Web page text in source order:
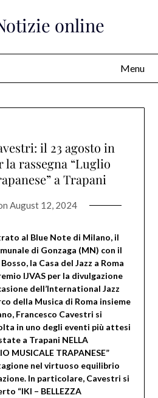
online
Menu
il 23 agosto in
la rassegna “Luglio
a Trapani
August 12, 2024
al Blue Note di Milano, il
di Gonzaga (MN) con il
la Casa del Jazz a Roma
IJVAS per la divulgazione
dell’International Jazz
della Musica di Roma insieme
Francesco Cavestri si
in uno degli eventi più attesi
a Trapani NELLA
MUSICALE TRAPANESE”
nel virtuoso equilibrio
In particolare, Cavestri si
“IKI – BELLEZZA